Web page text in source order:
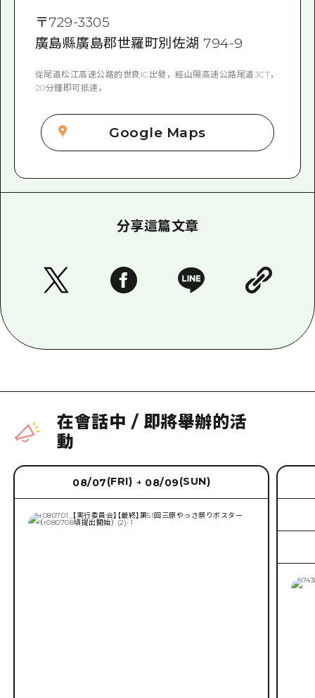
〒729-3305
廣島縣廣島郡世羅町別佐湖 794-9
從尾道松江高速公路的世良IC出發，經山陽高速公路尾道JCT，
20分鐘即可抵達。
Google Maps
分享這篇文章
在會話中 / 即將舉辦的活
動
08/07(FRI) → 08/09(SUN)